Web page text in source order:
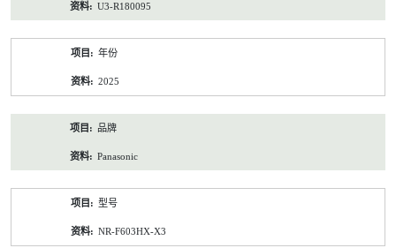
U3-R180095
年份
2025
品牌
Panasonic
型号
NR-F603HX-X3